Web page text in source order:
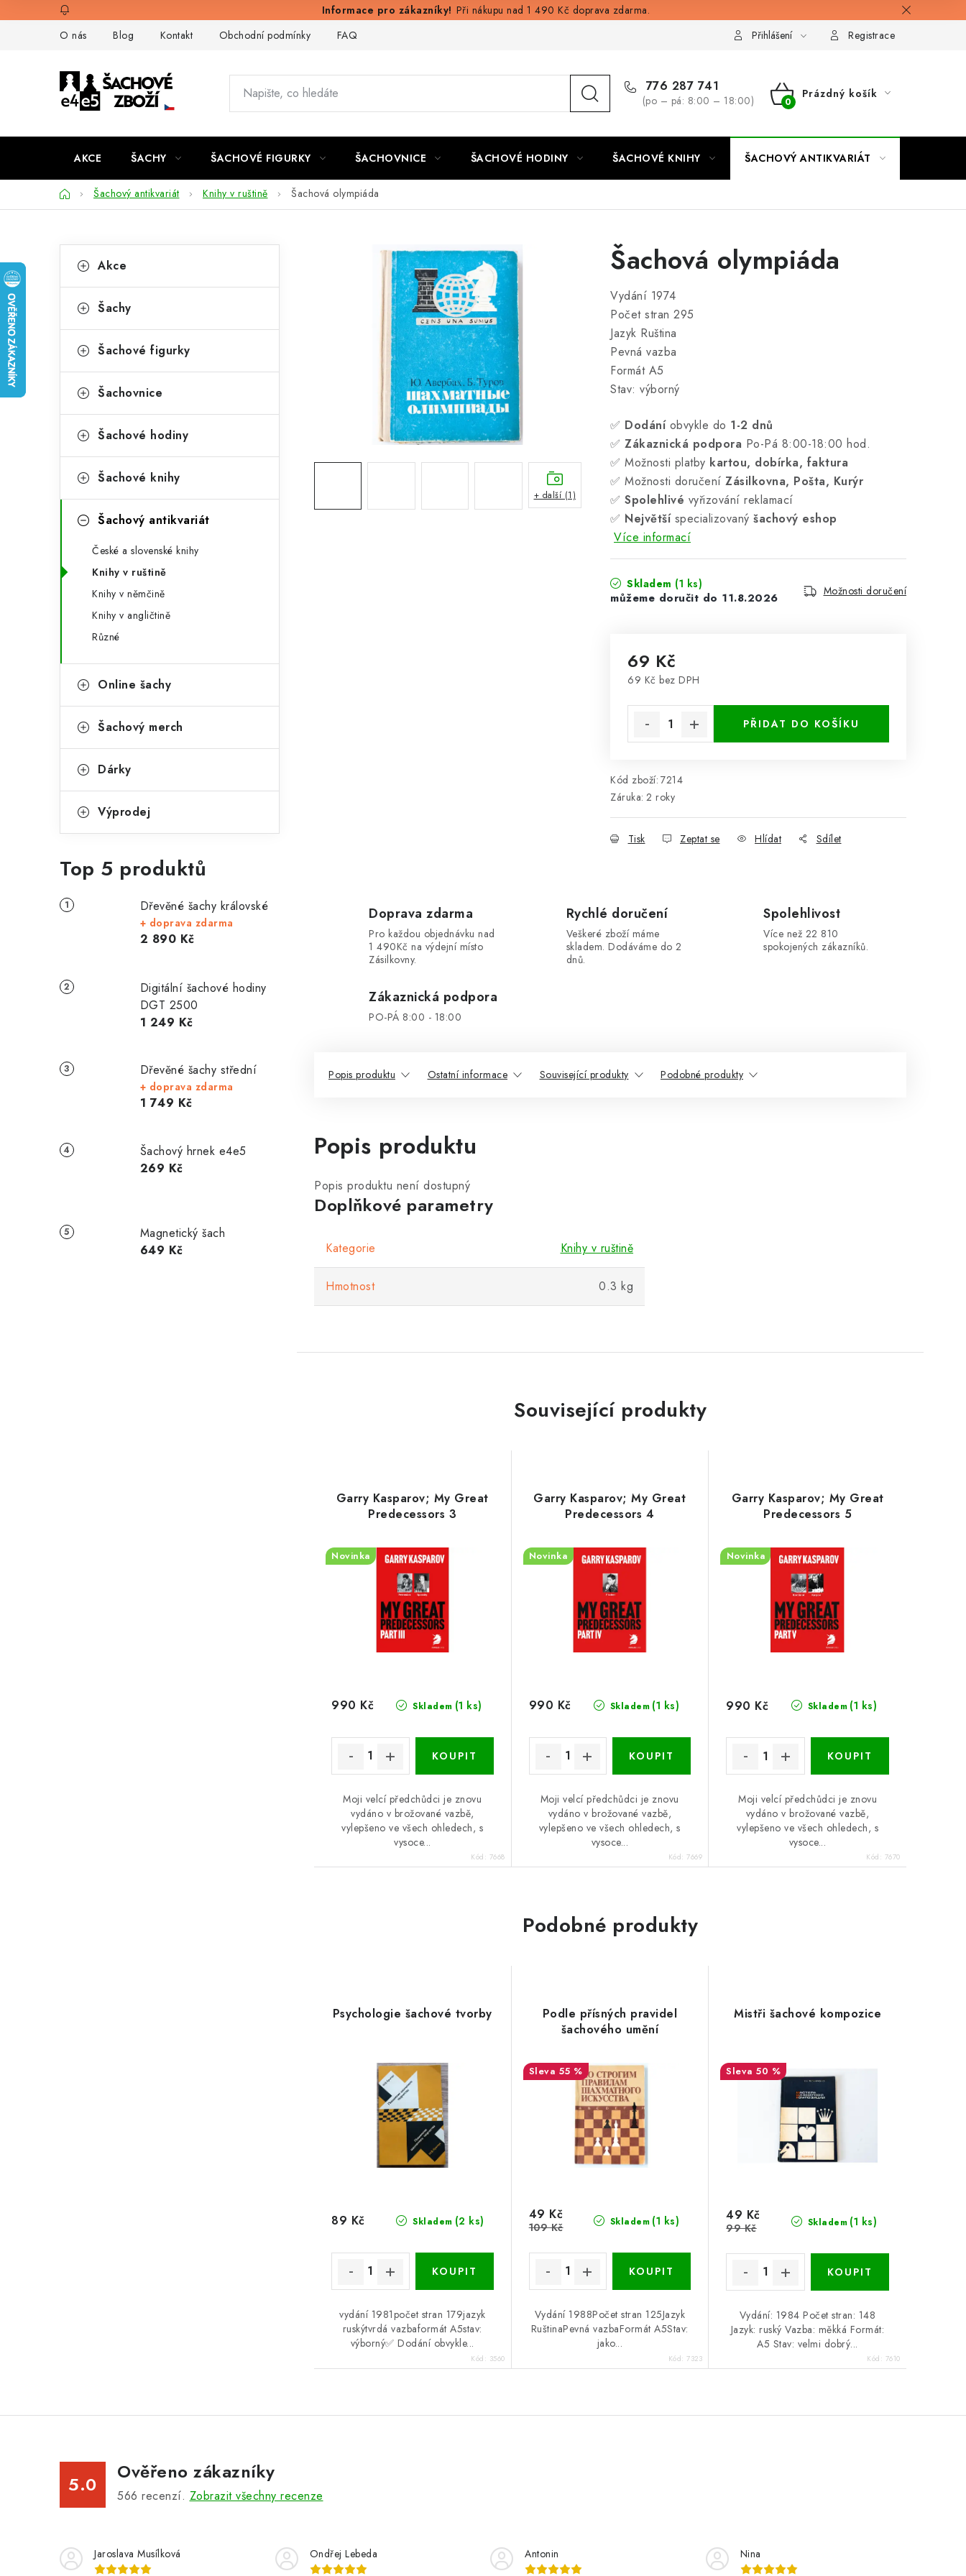
na
Při nákupu nad 1 490 Kč doprava zdarma.
O nás
Blog Kontakt Obchodní podmínky FAQ Přihlášení Registrace
776 287 741
(po – pá: 8:00 – 18:00)
NÁKUPNÍ
Prázdný košík
AKCE ŠACHY ŠACHOVÉ FIGURKY ŠACHOVNICE ŠACHOVÉ HODINY ŠACHOVÉ KNIHY ŠACHOVÝ ANTIKVARIÁT
DomůŠachový antikvariát Knihy v ruštině Šachová olympiáda
o
t
r
n
n
p
n
e
kategorie
a
e
o
i
Akce
Šachy
Šachové figurky
Šachovnice
Šachové hodiny
Šachové knihy
Šachový antikvariát
České a slovenské knihy
Knihy v ruštině
Knihy v němčině
Knihy v angličtině
Různé
Online šachy
Šachový merch
Dárky
Výprodej
Top 5 produktů
Dřevěné šachy královské
+ doprava zdarma
2 890 Kč
Digitální šachové hodiny
DGT 2500
1 249 Kč
Dřevěné šachy střední
+ doprava zdarma
1 749 Kč
Šachový hrnek e4e5
269 Kč
Magnetický šach
649 Kč
Šachová olympiáda
Vydání 1974
Počet stran 295
Jazyk Ruština
Pevná vazba
Formát A5
Stav: výborný
✅ Dodáníobvykle do 1-2 dnů
✅ Zákaznická podpora Po-Pá 8:00-18:00 hod.
✅ Možnosti platby kartou, dobírka, faktura
✅ Možnosti doručení Zásilkovna, Pošta, Kurýr
✅ Spolehlivé vyřizování reklamací
✅ Největšíspecializovaný šachový eshop
Více informací
Skladem (1 ks)
11.8.2026 Možnosti doručení
69 Kč
69 Kč bez DPH
PŘIDAT DO KOŠÍKU
Kód zboží: 7214
Záruka: 2 roky
Tisk Zeptat se Hlídat Sdílet
+ další (1)
Doprava zdarma
Pro každou objednávku nad
1 490Kč na výdejní místo
Zásilkovny.
Rychlé doručení
Veškeré zboží máme
skladem. Dodáváme do 2
dnů.
Spolehlivost
Více než 22 810
spokojených zákazníků.
Zákaznická podpora
PO-PÁ 8:00 - 18:00
Popis produktu Ostatní informace Související produkty Podobné produkty
Popis produktu
Popis produktu není dostupný
Doplňkové parametry
Kategorie Knihy v ruštině
Hmotnost 0.3 kg
Související produkty
Garry Kasparov; My Great
Predecessors 3
Novinka
Skladem (1 ks)
990 Kč
Moji velcí předchůdci je znovu
vydáno v brožované vazbě,
vylepšeno ve všech ohledech, s
vysoce...
Kód: 7668
Garry Kasparov; My Great
Predecessors 4
Novinka
Skladem (1 ks)
990 Kč
Moji velcí předchůdci je znovu
vydáno v brožované vazbě,
vylepšeno ve všech ohledech, s
vysoce...
Kód:7669
Garry Kasparov; My Great
Predecessors 5
Novinka
Skladem (1 ks)
990 Kč
Moji velcí předchůdci je znovu
vydáno v brožované vazbě,
vylepšeno ve všech ohledech, s
vysoce...
Kód: 7670
Podobné produkty
Psychologie šachové tvorby
Skladem (2 ks)
89 Kč
vydání 1981počet stran 179jazyk
ruskýtvrdá vazbaformát A5stav:
výborný✅ Dodání obvykle...
Kód: 3560
Podle přísných pravidel
šachového umění
55 %
Skladem (1 ks)
49 Kč
109 Kč
Vydání 1988Počet stran 125Jazyk
RuštinaPevná vazbaFormát A5Stav:
jako...
Kód:7323
Mistři šachové kompozice
50 %
Skladem (1 ks)
49 Kč
99 Kč
Vydání: 1984 Počet stran: 148
Jazyk: ruský Vazba: měkká Formát:
A5 Stav: velmi dobrý...
Kód: 7610
5.0
Ověřeno zákazníky
566 recenzí. Zobrazit všechny recenze
Jaroslava Musílková Ondřej Lebeda Antonin Nina